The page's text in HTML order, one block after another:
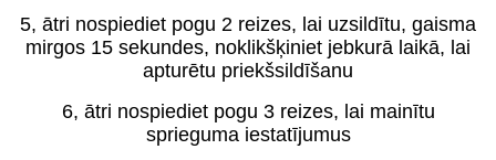
5, ātri nospiediet pogu 2 reizes, lai uzsildītu, gaisma
mirgos 15 sekundes, noklikšķiniet jebkurā laikā, lai
apturētu priekšsildīšanu
6, ātri nospiediet pogu 3 reizes, lai mainītu
sprieguma iestatījumus